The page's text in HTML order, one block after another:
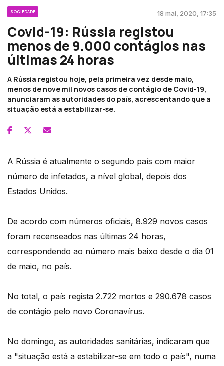
SOCIEDADE 18 mai, 2020, 17:35
Covid-19: Rússia registou
menos de 9.000 contágios nas
últimas 24 horas
A Rússia registou hoje, pela primeira vez desde maio,
menos de nove mil novos casos de contágio de Covid-19,
anunciaram as autoridades do país, acrescentando que a
situação está a estabilizar-se.
A Rússia é atualmente o segundo país com maior
número de infetados, a nível global, depois dos
Estados Unidos.
De acordo com números oficiais, 8.929 novos casos
foram recenseados nas últimas 24 horas,
correspondendo ao número mais baixo desde o dia 01
de maio, no país.
No total, o país regista 2.722 mortos e 290.678 casos
de contágio pelo novo Coronavírus.
No domingo, as autoridades sanitárias, indicaram que
a "situação está a estabilizar-se em todo o país", numa